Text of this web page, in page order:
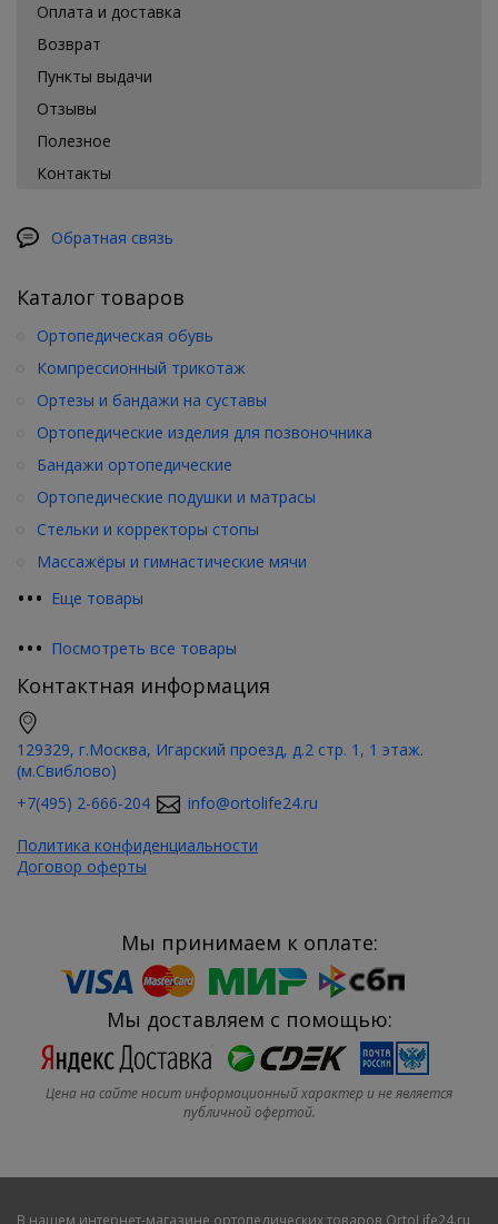
Оплата и доставка
Возврат
Пункты выдачи
Отзывы
Полезное
Контакты
Обратная связь
Каталог товаров
••• Еще товары
Ортопедическая обувь
Компрессионный трикотаж
Ортезы и бандажи на суставы
Ортопедические изделия для позвоночника
Бандажи ортопедические
Ортопедические подушки и матрасы
Стельки и корректоры стопы
Массажёры и гимнастические мячи
••• Посмотреть все товары
Контактная информация
129329, г.Москва, Игарский проезд, д.2 стр. 1, 1 этаж.
(м.Свиблово)
+7(495) 2-666-204
info@ortolife24.ru
Политика конфиденциальности
Договор оферты
Мы принимаем к оплате:
Мы доставляем с помощью:
Цена на сайте носит информационный характер и не является
публичной офертой.